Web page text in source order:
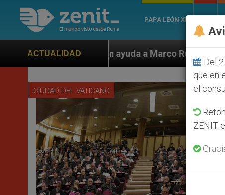
PAPA LEÓN XIV
ACTUALIDAD
ayuda a Marco Rubio ante persecución de colonos
CIUDAD DEL VATICANO
Del
que en
el
ZENIT